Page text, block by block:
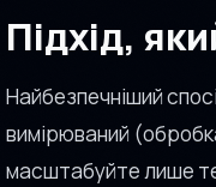
Підхід,
Найбезпечніший
вимірюваний
масштабуйте лише